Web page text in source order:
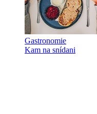
Gastronomie
Kam na snídani